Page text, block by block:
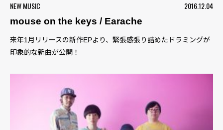
NEW MUSIC
2016.12.04
mouse on the keys / Earache
来年1月リリースの新作EPより、緊張感張り詰めたドラミングが
印象的な新曲が公開！